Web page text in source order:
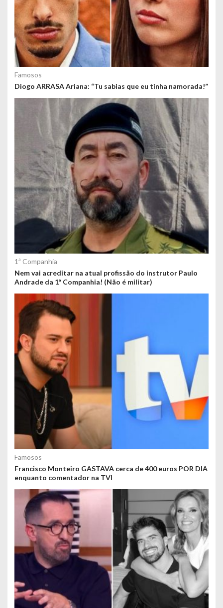
Famosos
Diogo ARRASA Ariana: “Tu sabias que eu tinha namorada!”
1ª Companhia
Nem vai acreditar na atual profissão do instrutor Paulo
Andrade da 1ª Companhia! (Não é militar)
Famosos
Francisco Monteiro GASTAVA cerca de 400 euros POR DIA
enquanto comentador na TVI